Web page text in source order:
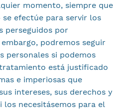
momento, siempre que
efectúe para servir los
perseguidos por
podremos seguir
personales si podemos
está justificado
e imperiosas que
intereses, sus derechos y
los necesitásemos para el